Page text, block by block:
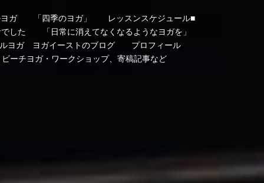
ガ 「四季のヨガ」
レッスンスケジュール■
した
「日常に消えてなくなるようなヨガを」
ヨガ ヨガイーストのブログ
プロフィール
ーチヨガ・ワークショップ、寄稿記事など